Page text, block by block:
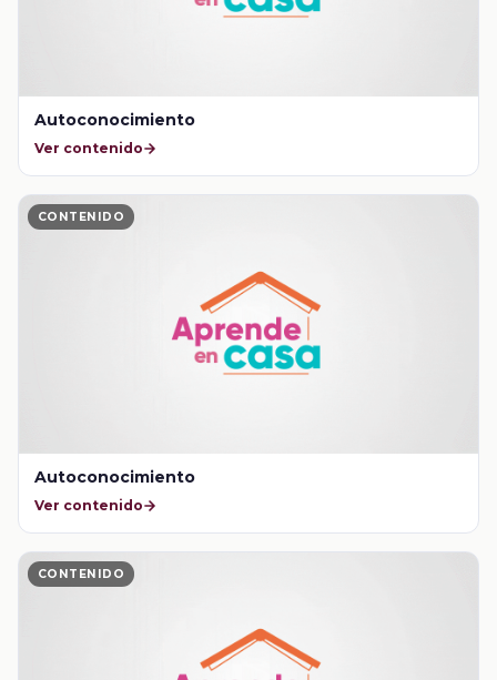
Autoconocimiento
Ver contenido
CONTENIDO
Autoconocimiento
Ver contenido
CONTENIDO